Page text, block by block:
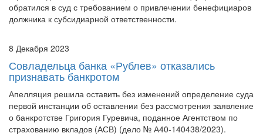
В рамках дела о банкротстве (№ А76-26407/17) управляющий
обратился в суд с требованием о привлечении бенефициаров
Совладельца банка «Рублев» отказались
признавать банкротом
Апелляция решила оставить без изменений определение суда
первой инстанции об оставлении без рассмотрения заявление
о банкротстве Григория Гуревича, поданное Агентством по